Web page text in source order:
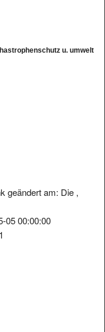
u. umwelt
geändert am: Die ,
05 00:00:00